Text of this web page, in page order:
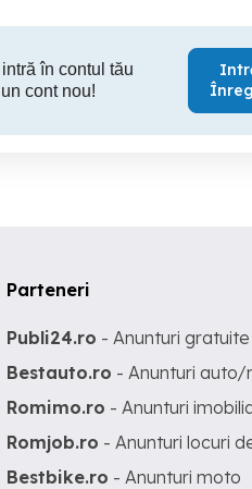
în contul tău
cont nou!
Parteneri
Publi24.ro - Anunturi gratuite
Bestauto.ro - Anunturi auto/
Romimo.ro - Anunturi
Romjob.ro - Anunturi locuri
Bestbike.ro - Anunturi moto